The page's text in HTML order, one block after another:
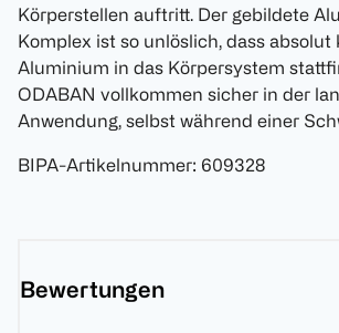
Körperstellen auftritt. Der gebildete
Komplex ist so unlöslich, dass
Aluminium in das Körpersystem
ODABAN vollkommen sicher in der
Anwendung, selbst während einer
BIPA-Artikelnummer: 609328
Bewertungen